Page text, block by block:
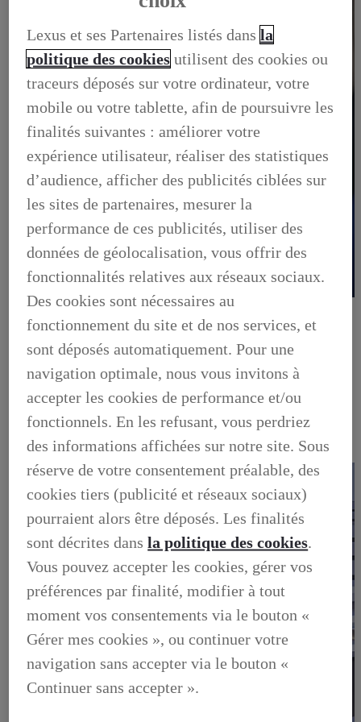
OFFRES DU MOMENT
DÉCOUVREZ TOUTES NOS OFFRES
OFFRES DU MOMENT, DÉCOUVREZ TOUTES NOS
OFFRES
OCCASIONS
NOTRE STOCK D'OCCASIONS
VENDEZ VOTRE VEHICULE
GARANTIE LEXUS PREFERENCE
LIVRET DE BIENVENUE
FOIRE AUX QUESTIONS
Lexus et ses Partenaires listés dansla
politique des cookies utilisent des cookies ou
traceurs déposés sur votre ordinateur, votre
mobile ou votre tablette, afin de poursuivre les
finalités suivantes : améliorer votre
expérience utilisateur, réaliser des statistiques
d’audience, afficher des publicités ciblées sur
les sites de partenaires, mesurer la
performance de ces publicités, utiliser des
données de géolocalisation, vous offrir des
fonctionnalités relatives aux réseaux sociaux.
Des cookies sont nécessaires au
fonctionnement du site et de nos services, et
sont déposés automatiquement. Pour une
navigation optimale, nous vous invitons à
accepter les cookies de performance et/ou
fonctionnels. En les refusant, vous perdriez
des informations affichées sur notre site. Sous
réserve de votre consentement préalable, des
cookies tiers (publicité et réseaux sociaux)
pourraient alors être déposés. Les finalités
sont décrites dansla politique des cookies.
Vous pouvez accepter les cookies, gérer vos
préférences par finalité, modifier à tout
moment vos consentements via le bouton «
Gérer mes cookies », ou continuer votre
navigation sans accepter via le bouton «
Continuer sans accepter ».